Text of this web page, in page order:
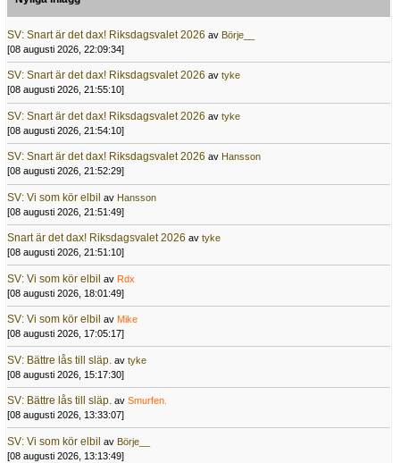
SV: Snart är det dax! Riksdagsvalet 2026 av Börje__
[08 augusti 2026, 22:09:34]
SV: Snart är det dax! Riksdagsvalet 2026 av tyke
[08 augusti 2026, 21:55:10]
SV: Snart är det dax! Riksdagsvalet 2026 av tyke
[08 augusti 2026, 21:54:10]
SV: Snart är det dax! Riksdagsvalet 2026 av Hansson
[08 augusti 2026, 21:52:29]
SV: Vi som kör elbil av Hansson
[08 augusti 2026, 21:51:49]
Snart är det dax! Riksdagsvalet 2026 av tyke
[08 augusti 2026, 21:51:10]
SV: Vi som kör elbil av Rdx
[08 augusti 2026, 18:01:49]
SV: Vi som kör elbil av Mike
[08 augusti 2026, 17:05:17]
SV: Bättre lås till släp. av tyke
[08 augusti 2026, 15:17:30]
SV: Bättre lås till släp. av Smurfen.
[08 augusti 2026, 13:33:07]
SV: Vi som kör elbil av Börje__
[08 augusti 2026, 13:13:49]